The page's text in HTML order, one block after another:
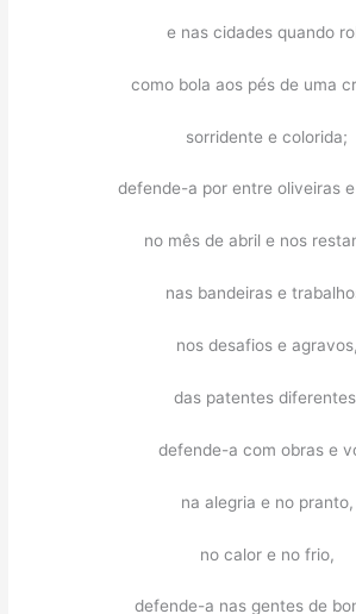
e nas cidades quando
como bola aos pés de uma
sorridente e colorida;
defende-a por entre oliveiras
no mês de abril e nos
nas bandeiras e
nos desafios e agravos,
das patentes
defende-a com obras e
na alegria e no pranto,
no calor e no frio,
defende-a nas gentes de